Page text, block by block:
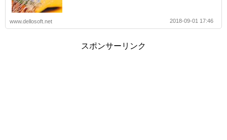
www.dellosoft.net 2018-09-01 17:46
スポンサーリンク